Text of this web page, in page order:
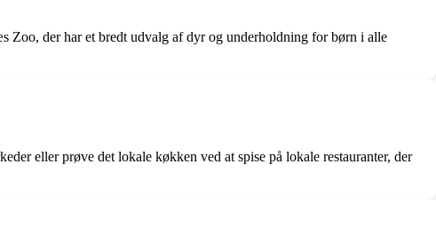
Zoo, der har et bredt udvalg af dyr og underholdning for børn i alle
eller prøve det lokale køkken ved at spise på lokale restauranter, der